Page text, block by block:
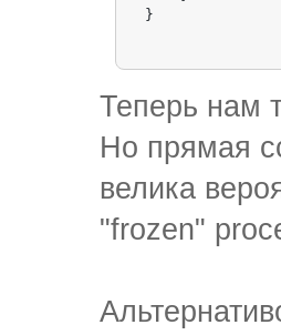
}
Теперь нам
Но прямая
велика
"frozen"